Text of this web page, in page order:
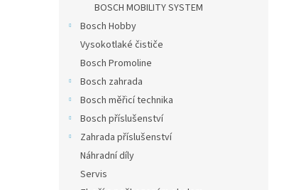
BOSCH MOBILITY SYSTEM
Bosch Hobby
Vysokotlaké čističe
Bosch Promoline
Bosch zahrada
Bosch měřicí technika
Bosch příslušenství
Zahrada příslušenství
Náhradní díly
Servis